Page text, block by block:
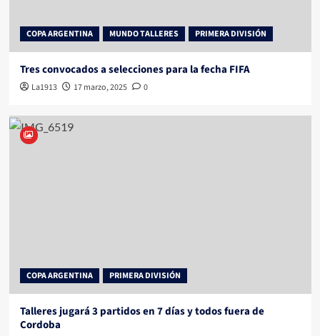
COPA ARGENTINA MUNDO TALLERES PRIMERA DIVISIÓN
Tres convocados a selecciones para la fecha FIFA
La1913 17 marzo, 2025 0
COPA ARGENTINA PRIMERA DIVISIÓN
Talleres jugará 3 partidos en 7 días y todos fuera de
Cordoba